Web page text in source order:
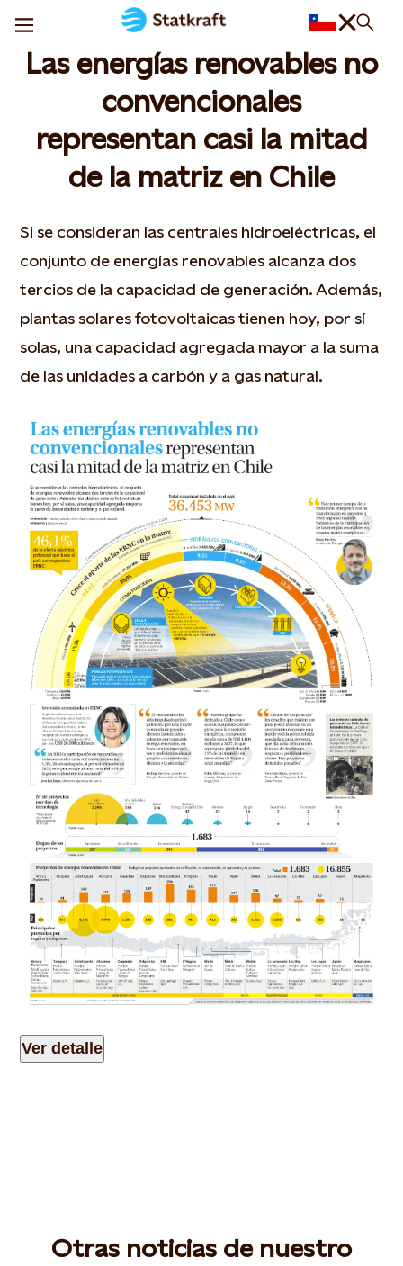
Las energías renovables no
convencionales
representan casi la mitad
de la matriz en Chile
Si se consideran las centrales hidroeléctricas, el
conjunto de energías renovables alcanza dos
tercios de la capacidad de generación. Además,
plantas solares fotovoltaicas tienen hoy, por sí
solas, una capacidad agregada mayor a la suma
de las unidades a carbón y a gas natural.
Ver detalle
Otras noticias de nuestro